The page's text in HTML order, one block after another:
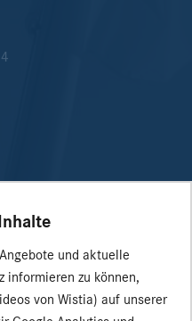
und aktuelle
informieren zu können,
von Wistia) auf unserer